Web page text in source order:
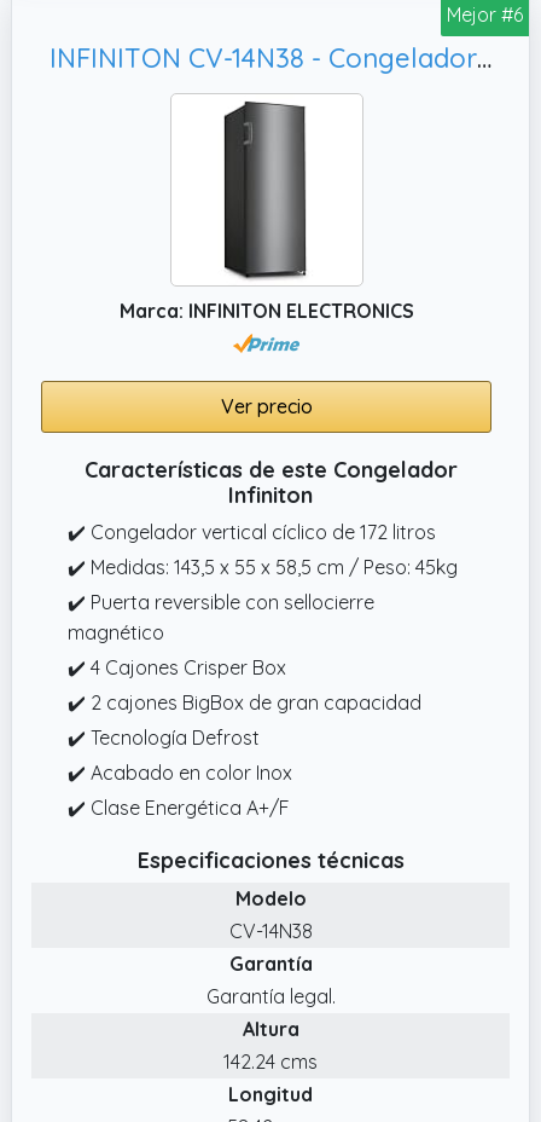
Mejor #6
INFINITON CV-14N38 - Congelador vertical, 6 Cajones
Marca: INFINITON ELECTRONICS
Ver precio
Características de este Congelador
Infiniton
✔️ Congelador vertical cíclico de 172 litros
✔️ Medidas: 143,5 x 55 x 58,5 cm / Peso: 45kg
✔️ Puerta reversible con sellocierre
magnético
✔️ 4 Cajones Crisper Box
✔️ 2 cajones BigBox de gran capacidad
✔️ Tecnología Defrost
✔️ Acabado en color Inox
✔️ Clase Energética A+/F
Especificaciones técnicas
Modelo
CV-14N38
Garantía
Garantía legal.
Altura
142.24 cms
Longitud